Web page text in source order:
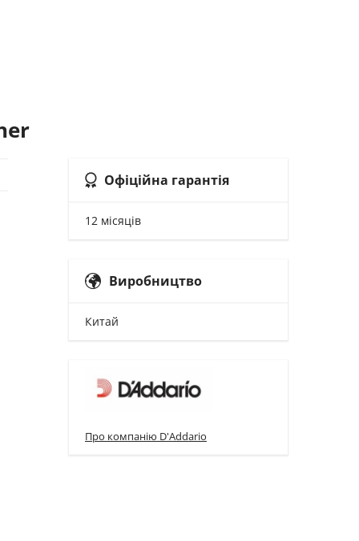
Офіційна гарантія
12 місяців
Виробництво
Китай
Про компанію D'Addario